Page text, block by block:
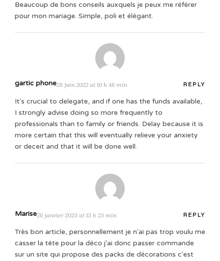
Beaucoup de bons conseils auxquels je peux me référer
pour mon mariage. Simple, poli et élégant.
gartic phone28 juin 2022 at 10 h 48 min REPLY
It's crucial to delegate, and if one has the funds available,
I strongly advise doing so more frequently to
professionals than to family or friends. Delay because it is
more certain that this will eventually relieve your anxiety
or deceit and that it will be done well.
Marise26 janvier 2023 at 13 h 23 min REPLY
Très bon article, personnellement je n'ai pas trop voulu me
casser la tête pour la déco j'ai donc passer commande
sur un site qui propose des packs de décorations c'est